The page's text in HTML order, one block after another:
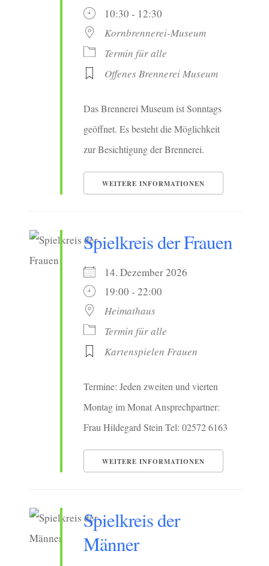
10:30 - 12:30
Kornbrennerei-Museum
Termin für alle
Offenes Brennerei Museum
Das Brennerei Museum ist Sonntags
geöffnet. Es besteht die Möglichkeit
zur Besichtigung der Brennerei.
WEITERE INFORMATIONEN
Spielkreis der Frauen
14. Dezember 2026
19:00 - 22:00
Heimathaus
Termin für alle
Kartenspielen Frauen
Termine: Jeden zweiten und vierten
Montag im Monat Ansprechpartner:
Frau Hildegard Stein Tel: 02572 6163
WEITERE INFORMATIONEN
Spielkreis der
Männer